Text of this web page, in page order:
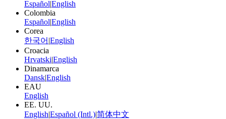
Español|English
Colombia
Español|English
Corea
한국어 |English
Croacia
Hrvatski|English
Dinamarca
Dansk|English
EAU
English
EE. UU.
English|Español (Intl.)|简体中文